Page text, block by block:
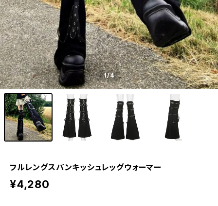
1/4
フルレングスパンキッシュレッグウォーマー
¥4,280